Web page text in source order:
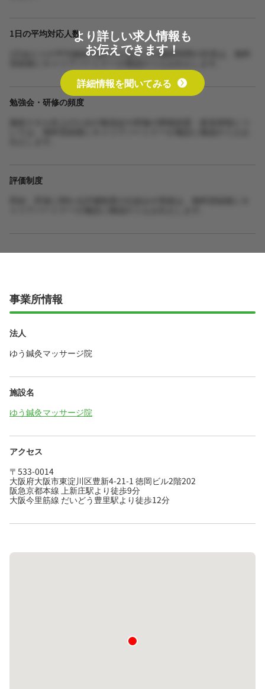
1日の平均対応人数
1日あたりの平均施術人数や1人あたりの施術時間の目安は、無料
勉強会・研修の頻度
評価制度
より詳しい求人情報も
お伝えできます！
詳細情報を聞いてみる
事業所情報
法人
ゆう鍼灸マッサージ院
施設名
ゆう鍼灸マッサージ院
アクセス
〒533-0014
大阪府大阪市東淀川区豊新4-21-1 徳岡ビル2階202
阪急京都本線 上新庄駅より徒歩9分
大阪今里筋線 だいどう豊里駅より徒歩12分